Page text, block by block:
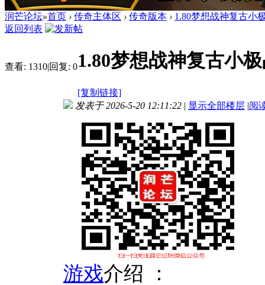
润芒论坛»首页 › 传奇主体区 › 传奇版本 › 1.80梦想战神复古小
返回列表
查看: 1310|回复: 01.80梦想战神复古小
[复制链接]
发表于 2026-5-20 12:11:22 | 显示全部楼层 |阅
游戏介绍 ：